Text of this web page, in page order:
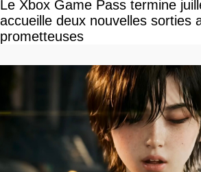
Le Xbox Game Pass termine
accueille deux nouvelles sorties
prometteuses